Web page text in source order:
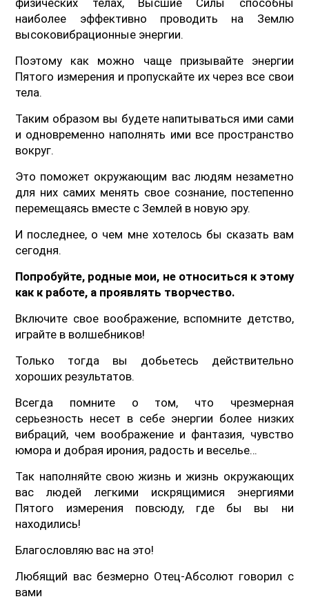
наиболее эффективно проводить на Землю
высоковибрационные энергии.
Поэтому как можно чаще призывайте энергии
Пятого измерения и пропускайте их через все свои
тела.
Таким образом вы будете напитываться ими сами
и одновременно наполнять ими все пространство
вокруг.
Это поможет окружающим вас людям незаметно
для них самих менять свое сознание, постепенно
перемещаясь вместе с Землей в новую эру.
И последнее, о чем мне хотелось бы сказать вам
сегодня.
Попробуйте, родные мои, не относиться к этому
как к работе, а проявлять творчество.
Включите свое воображение, вспомните детство,
играйте в волшебников!
Только тогда вы добьетесь действительно
хороших результатов.
Всегда помните о том, что чрезмерная
серьезность несет в себе энергии более низких
вибраций, чем воображение и фантазия, чувство
юмора и добрая ирония, радость и веселье…
Так наполняйте свою жизнь и жизнь окружающих
вас людей легкими искрящимися энергиями
Пятого измерения повсюду, где бы вы ни
находились!
Благословляю вас на это!
Любящий вас безмерно Отец-Абсолют говорил с
вами